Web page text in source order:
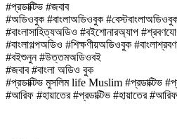
#প্রডাক্টিভ #জবাব
#অডিওবুক #বাংলাঅডিওবুক
#বাংলাসাহিত্যঅডিও #বইশোনারঅ্যাপ
#বাংলাগল্পঅডিও #শিক্ষণীয়অডিওবুক
#বইশুনুন #উত্তমঅডিওবই
#জবাব #বাংলা অডিও বুক
#প্রডাক্টিভ মুসলিম life Muslim #প্রডাক্টিভ
#আরিফ #হায়াতের #প্রডাক্টিভ #হায়াতের